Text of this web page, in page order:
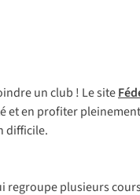
un club ! Le site
en profiter
difficile.
regroupeplusieursco